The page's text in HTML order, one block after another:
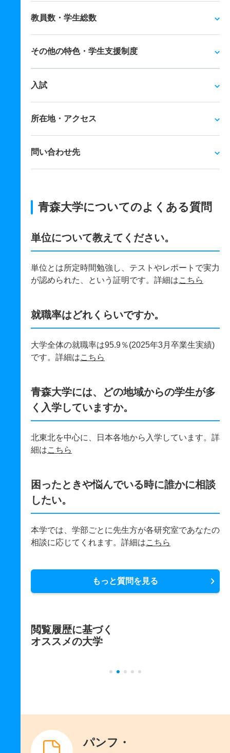
教員数・学生総数
その他の特色・学生支援制度
入試
所在地・アクセス
問い合わせ先
青森大学についてのよくある質問
単位について教えてください。
単位とは所定時間勉強し、テストやレポートで実力
が認められた、という証明です。詳細はこちら
就職率はどれくらいですか。
大学全体の就職率は95.9％(2025年3月卒業生実績)
です。詳細はこちら
青森大学には、どの地域からの学生が多
く入学していますか。
北東北を中心に、日本各地から入学しています。詳
細はこちら
困ったときや悩んでいる時に誰かに相談
したい。
本学では、学部ごとに先生方が各研究室であなたの
相談に応じてくれます。詳細はこちら
もっと質問を見る
閲覧履歴に基づく
オススメの大学
パンフ・